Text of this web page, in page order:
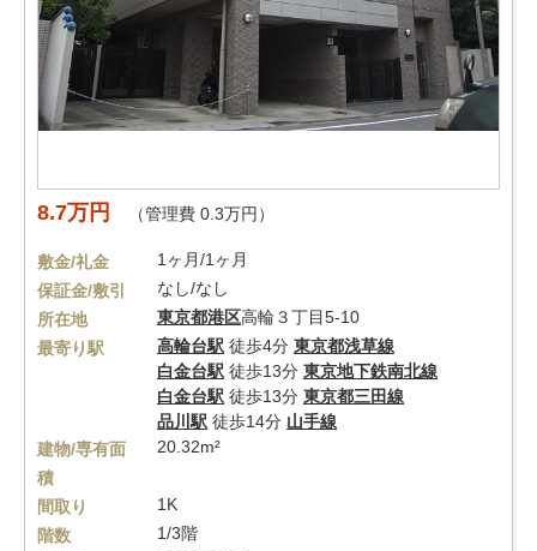
8.7万円 （管理費 0.3万円）
敷金/礼金
1ヶ月/1ヶ月
保証金/敷引
なし/なし
所在地
東京都港区高輪３丁目5-10
最寄り駅
高輪台駅 徒歩4分 東京都浅草線
白金台駅 徒歩13分 東京地下鉄南北線
白金台駅 徒歩13分 東京都三田線
品川駅 徒歩14分 山手線
建物/専有面
積
20.32m²
間取り
1K
階数
1/3階